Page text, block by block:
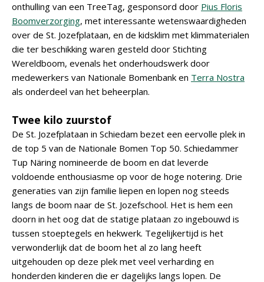
onthulling van een TreeTag, gesponsord door Pius Floris
Boomverzorging, met interessante wetenswaardigheden
over de St. Jozefplataan, en de kidsklim met klimmaterialen
die ter beschikking waren gesteld door Stichting
Wereldboom, evenals het onderhoudswerk door
medewerkers van Nationale Bomenbank en Terra Nostra
als onderdeel van het beheerplan.
Twee kilo zuurstof
De St. Jozefplataan in Schiedam bezet een eervolle plek in
de top 5 van de Nationale Bomen Top 50. Schiedammer
Tup Näring nomineerde de boom en dat leverde
voldoende enthousiasme op voor de hoge notering. Drie
generaties van zijn familie liepen en lopen nog steeds
langs de boom naar de St. Jozefschool. Het is hem een
doorn in het oog dat de statige plataan zo ingebouwd is
tussen stoeptegels en hekwerk. Tegelijkertijd is het
verwonderlijk dat de boom het al zo lang heeft
uitgehouden op deze plek met veel verharding en
honderden kinderen die er dagelijks langs lopen. De